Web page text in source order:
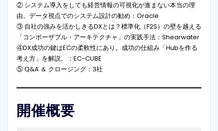
② システム導入をしても経営情報の可視化が進まない本当の理
由。データ視点でのシステム設計の勧め：Oracle
③ 自社の強みを活かしきるDXとは？標準化（F2S）の壁を越える
「コンポーザブル・アーキテクチャ」の実践手法：Shearwater
④DX成功の鍵はECの柔軟性にあり。成功の仕組み「Hubを作る
考え方」を解説。：EC-CUBE
⑤ Q&A ＆ クロージング：3社
開催概要